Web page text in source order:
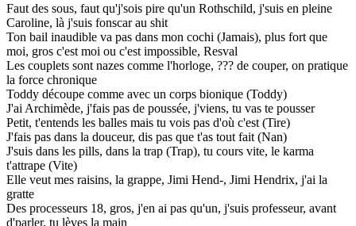
Faut des sous, faut qu'j'sois pire qu'un Rothschild, j'suis en pleine
Caroline, là j'suis fonscar au shit
Ton bail inaudible va pas dans mon cochi (Jamais), plus fort que
moi, gros c'est moi ou c'est impossible, Resval
Les couplets sont nazes comme l'horloge, ??? de couper, on pratique
la force chronique
Toddy découpe comme avec un corps bionique (Toddy)
J'ai Archimède, j'fais pas de poussée, j'viens, tu vas te pousser
Petit, t'entends les balles mais tu vois pas d'où c'est (Tire)
J'fais pas dans la douceur, dis pas que t'as tout fait (Nan)
J'suis dans les pills, dans la trap (Trap), tu cours vite, le karma
t'attrape (Vite)
Elle veut mes raisins, la grappe, Jimi Hend-, Jimi Hendrix, j'ai la
gratte
Des processeurs 18, gros, j'en ai pas qu'un, j'suis professeur, avant
d'parler, tu lèves la main